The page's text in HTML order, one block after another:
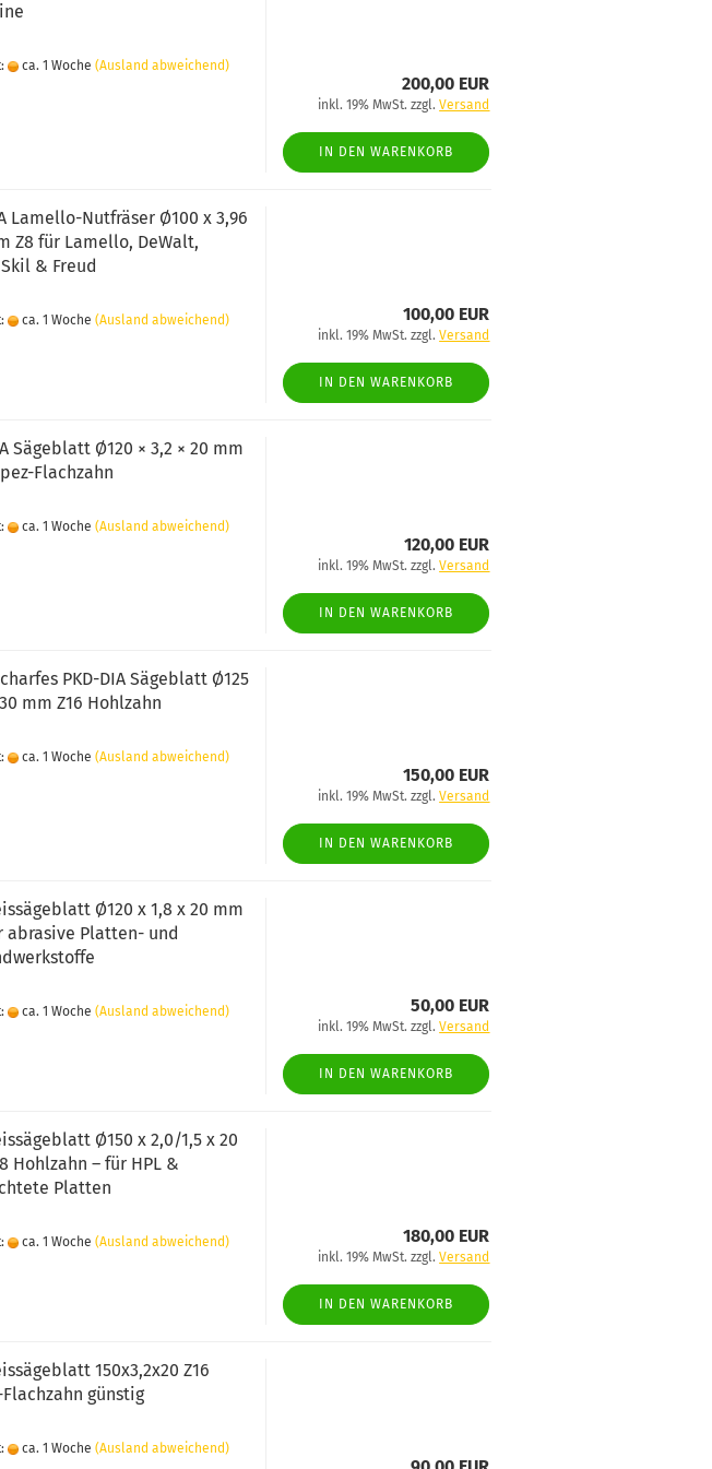
ca. 1 Woche (Ausland abweichend)
200,00 EUR
inkl. 19% MwSt. zzgl.Versand
IN DEN WARENKORB
Lamello-Nutfräser Ø100 x 3,96
Z8 für Lamello, DeWalt,
& Freud
ca. 1 Woche (Ausland abweichend) 100,00 EUR
inkl. 19% MwSt. zzgl.Versand
IN DEN WARENKORB
Sägeblatt Ø120 × 3,2 × 20 mm
Flachzahn
ca. 1 Woche (Ausland abweichend)
120,00 EUR
inkl. 19% MwSt. zzgl.Versand
IN DEN WARENKORB
PKD-DIA Sägeblatt Ø125
mm Z16 Hohlzahn
ca. 1 Woche (Ausland abweichend)
150,00 EUR
inkl. 19% MwSt. zzgl.Versand
IN DEN WARENKORB
Ø120 x 1,8 x 20 mm
abrasive Platten- und
ca. 1 Woche (Ausland abweichend) 50,00 EUR
inkl. 19% MwSt. zzgl.Versand
IN DEN WARENKORB
Ø150 x 2,0/1,5 x 20
Hohlzahn – für HPL &
Platten
ca. 1 Woche (Ausland abweichend) 180,00 EUR
inkl. 19% MwSt. zzgl.Versand
IN DEN WARENKORB
150x3,2x20 Z16
Flachzahn günstig
ca. 1 Woche (Ausland abweichend)